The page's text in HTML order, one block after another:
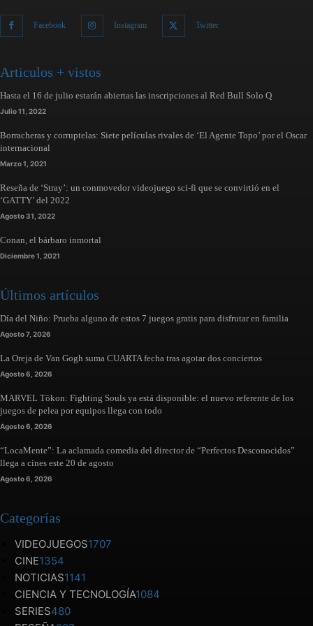
Facebook Instagram Twitter
Articulos + vistos
Hasta el 16 de julio estarán abiertas las inscripciones al Red Bull Solo Q
Julio 11, 2022
Borracheras y corruptelas: Siete películas rivales de ‘El Agente Topo’ por el Oscar
internacional
Marzo 1, 2021
Reseña de ‘Stray’: un conmovedor videojuego sci-fi que se convirtió en el
‘GATTY’ del 2022
Agosto 31, 2022
Conan, el bárbaro inmortal
Diciembre 1, 2021
Últimos artículos
Día del Niño: Prueba alguno de estos 7 juegos gratis para disfrutar en familia
Agosto 7, 2026
La Oreja de Van Gogh suma CUARTA fecha tras agotar dos conciertos
Agosto 6, 2026
MARVEL Tōkon: Fighting Souls ya está disponible: el nuevo referente de los
juegos de pelea por equipos llega con todo
Agosto 6, 2026
“LocaMente”: La aclamada comedia del director de “Perfectos Desconocidos”
llega a cines este 20 de agosto
Agosto 6, 2026
Categorías
VIDEOJUEGOS1707
CINE1354
NOTICIAS1141
CIENCIA Y TECNOLOGÍA1084
SERIES480